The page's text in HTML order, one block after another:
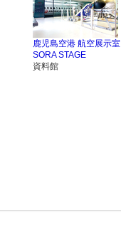
鹿児島空港 航空展示室
SORA STAGE
資料館